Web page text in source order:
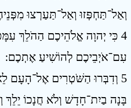
וְאַל־תַּחְפְּזוּ וְאַל־תַּעַרְצוּ
4 כִּי יְהוָה אֱלֹהֵיכֶם הַהֹלֵךְ
עִם־אֹיְבֵיכֶם לְהוֹשִׁיעַ אֶתְכֶם ׃
5 וְדִבְּרוּ הַשֹּׁטְרִים אֶל־הָעָם
בָּנָה בַיִת־חָדָשׁ וְלֹא חֲנָכוֹ יֵלֵךְ